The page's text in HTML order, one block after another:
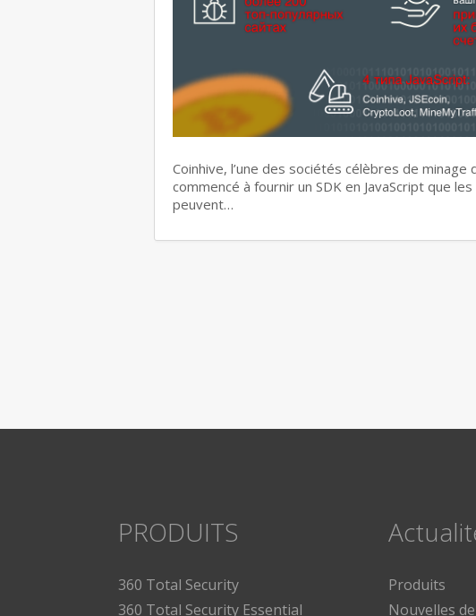
Coinhive, l’une des sociétés célèbres de
commencé à fournir un SDK en JavaScript que
peuvent…
PRODUITS
360 Total Security
360 Total Security Essential
Produits
Nouvelles